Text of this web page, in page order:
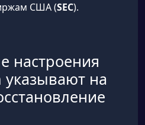
США (SEC).
настроения
указывают на